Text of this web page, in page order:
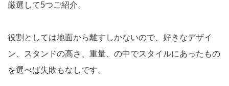
厳選して5つご紹介。
役割としては地面から離すしかないので、好きなデザイ
ン、スタンドの高さ、重量、の中でスタイルにあったもの
を選べば失敗もなしです。